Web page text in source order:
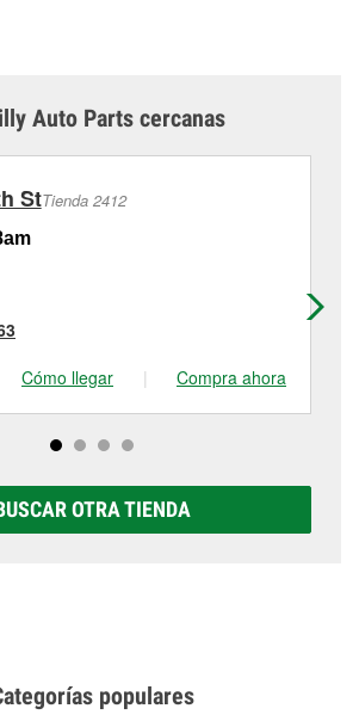
Auto Parts cercanas
StTienda 2412
Cómo llegar | Compra ahora
OTRA TIENDA
populares